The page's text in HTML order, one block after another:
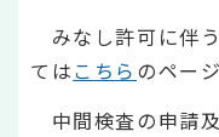
みなし許可に伴
てはこちら のペー
中間検査の申請